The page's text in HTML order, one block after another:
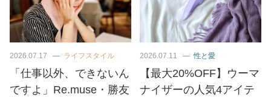
2026.07.17 ライフスタイル
「仕事以外、できないん
ですよ」Re.muse・勝友
2026.07.11 性と愛
【最大20%OFF】ウーマ
ナイザーの人気4アイテ